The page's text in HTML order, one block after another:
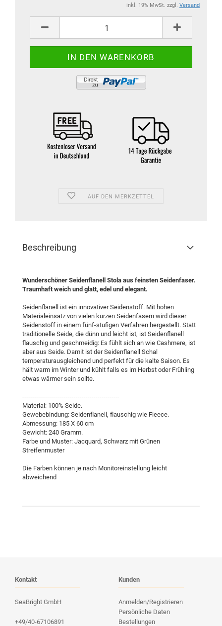
inkl. 19% MwSt. zzgl. Versand
AUF DEN MERKZETTEL
Beschreibung
Wunderschöner Seidenflanell Stola aus feinsten Seidenfaser.
Traumhaft weich und glatt, edel und elegant.
Seidenflanell ist ein innovativer Seidenstoff. Mit hohen
Materialeinsatz von vielen kurzen Seidenfasern wird dieser
Seidenstoff in einem fünf-stufigen Verfahren hergestellt. Statt
traditionelle Seide, die dünn und leicht ist, ist Seidenflanell
flauschig und geschmeidig: Es fühlt sich an wie Cashmere, ist
aber aus Seide. Damit ist der Seidenflanell Schal
temperaturausgleichend und perfekt für die kalte Saison. Es
hält warm im Winter und kühlt falls es im Herbst oder Frühling
etwas wärmer sein sollte.
-------------------------------------------------
Material: 100% Seide.
Gewebebindung: Seidenflanell, flauschig wie Fleece.
Abmessung: 185 X 60 cm
Gewicht: 240 Gramm.
Farbe und Muster: Jacquard, Schwarz mit Grünen
Streifenmuster
Die Farben können je nach Monitoreinstellung leicht
abweichend
Kontakt
SeaBright GmbH
+49/40-67106891
Kunden
Anmelden/Registrieren
Persönliche Daten
Bestellungen